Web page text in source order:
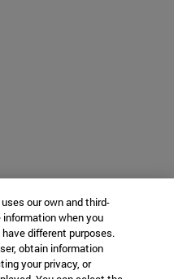
our own and third-
when you
different purposes.
obtain information
your privacy, or